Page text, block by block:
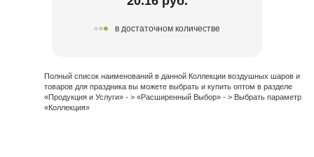
в достаточном количестве
Полный список наименований в данной Коллекции воздушных шаров и
товаров для праздника вы можете выбрать и купить оптом в разделе
«Продукция и Услуги» - > «Расширенный Выбор» - > Выбрать параметр
«Коллекция»